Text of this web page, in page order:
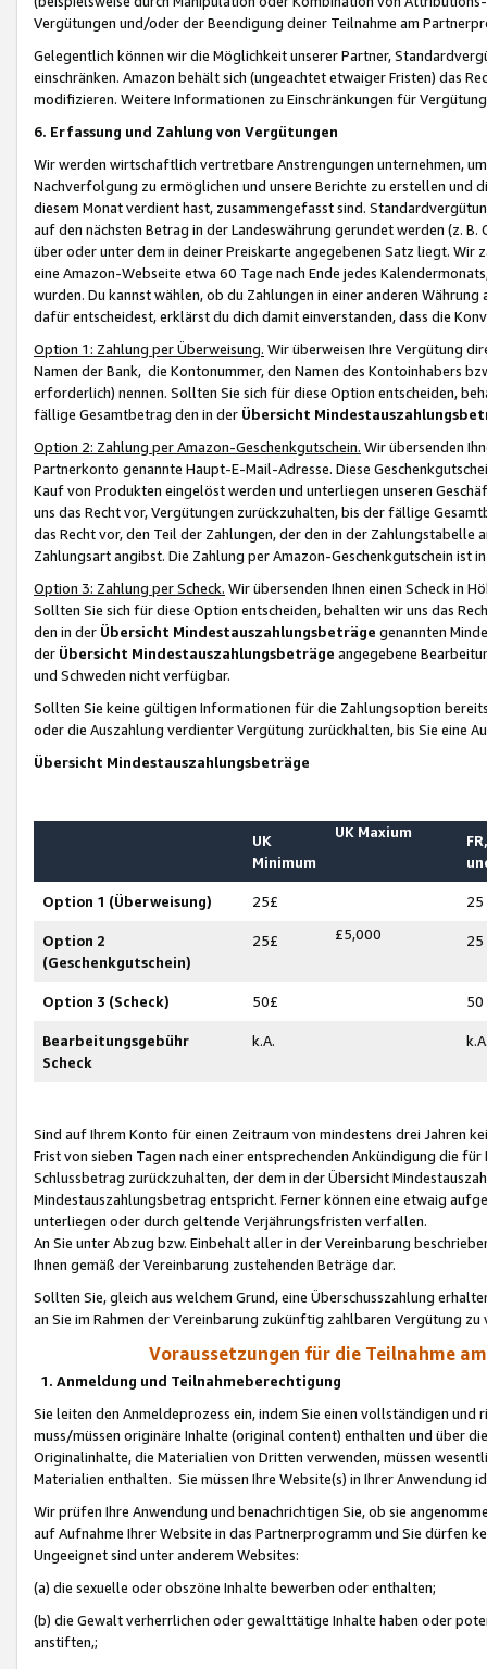
Vergütungen und/oder der Beendigung deiner Teilnahme am
Gelegentlich können wir die Möglichkeit unserer Partner,
einschränken. Amazon behält sich (ungeachtet etwaiger Fristen) das
modifizieren. Weitere Informationen zu Einschränkungen für
6. Erfassung und Zahlung von Vergütungen
Wir werden wirtschaftlich vertretbare Anstrengungen unternehmen,
Nachverfolgung zu ermöglichen und unsere Berichte zu erstellen und
diesem Monat verdient hast, zusammengefasst sind.
auf den nächsten Betrag in der Landeswährung gerundet werden (z.
über oder unter dem in deiner Preiskarte angegebenen Satz liegt.
eine Amazon-Webseite etwa 60 Tage nach Ende jedes
wurden. Du kannst wählen, ob du Zahlungen in einer anderen
dafür entscheidest, erklärst du dich damit einverstanden, dass die
Option 1: Zahlung per Überweisung. Wir überweisen Ihre Vergütung
Namen der Bank, die Kontonummer, den Namen des Kontoinhabers
erforderlich) nennen. Sollten Sie sich für diese Option entscheiden,
fällige Gesamtbetrag den in der Übersicht
Option 2: Zahlung per Amazon-Geschenkgutschein. Wir übersenden
Partnerkonto genannte Haupt-E-Mail-Adresse. Diese
Kauf von Produkten eingelöst werden und unterliegen unseren
uns das Recht vor, Vergütungen zurückzuhalten, bis der fällige
das Recht vor, den Teil der Zahlungen, der den in der
Zahlungsart angibst. Die Zahlung per Amazon-Geschenkgutschein ist
Option 3: Zahlung per Scheck. Wir übersenden Ihnen einen Scheck in
Sollten Sie sich für diese Option entscheiden, behalten wir uns das
den in der Übersicht Mindestauszahlungsbeträge genannten
der Übersicht Mindestauszahlungsbeträge angegebene
und Schweden nicht verfügbar.
Sollten Sie keine gültigen Informationen für die Zahlungsoption
oder die Auszahlung verdienter Vergütung zurückhalten, bis Sie
Übersicht Mindestauszahlungsbeträge
UK
Minimum
UK Maxium
Option 1 (Überweisung) 25£ 25
Option 2
(Geschenkgutschein)
25£ £5,000 25
Option 3 (Scheck) 50£ 50
Bearbeitungsgebühr
Scheck
k.A.
Sind auf Ihrem Konto für einen Zeitraum von mindestens drei Jahren
Frist von sieben Tagen nach einer entsprechenden Ankündigung die
Schlussbetrag zurückzuhalten, der dem in der Übersicht
Mindestauszahlungsbetrag entspricht. Ferner können eine etwaig
unterliegen oder durch geltende Verjährungsfristen verfallen.
An Sie unter Abzug bzw. Einbehalt aller in der Vereinbarung
Ihnen gemäß der Vereinbarung zustehenden Beträge dar.
Sollten Sie, gleich aus welchem Grund, eine Überschusszahlung
an Sie im Rahmen der Vereinbarung zukünftig zahlbaren Vergütung zu
Voraussetzungen für die Teilnahme
1. Anmeldung und Teilnahmeberechtigung
Sie leiten den Anmeldeprozess ein, indem Sie einen vollständigen
muss/müssen originäre Inhalte (original content) enthalten und über
Originalinhalte, die Materialien von Dritten verwenden, müssen
Materialien enthalten. Sie müssen Ihre Website(s) in Ihrer Anwendung
Wir prüfen Ihre Anwendung und benachrichtigen Sie, ob sie
auf Aufnahme Ihrer Website in das Partnerprogramm und Sie dürfen
Ungeeignet sind unter anderem Websites:
(a) die sexuelle oder obszöne Inhalte bewerben oder enthalten;
(b) die Gewalt verherrlichen oder gewalttätige Inhalte haben oder
anstiften,;